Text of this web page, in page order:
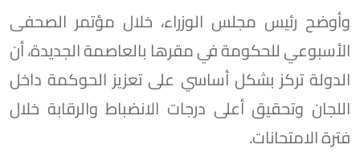
وأوضح رئيس مجلس الوزراء، خلال مؤتمر الصحفى
الأسبوعي للحكومة في مقرها بالعاصمة الجديدة، أن
الدولة تركز بشكل أساسي على تعزيز الحوكمة داخل
اللجان وتحقيق أعلى درجات الانضباط والرقابة خلال
فترة الامتحانات.